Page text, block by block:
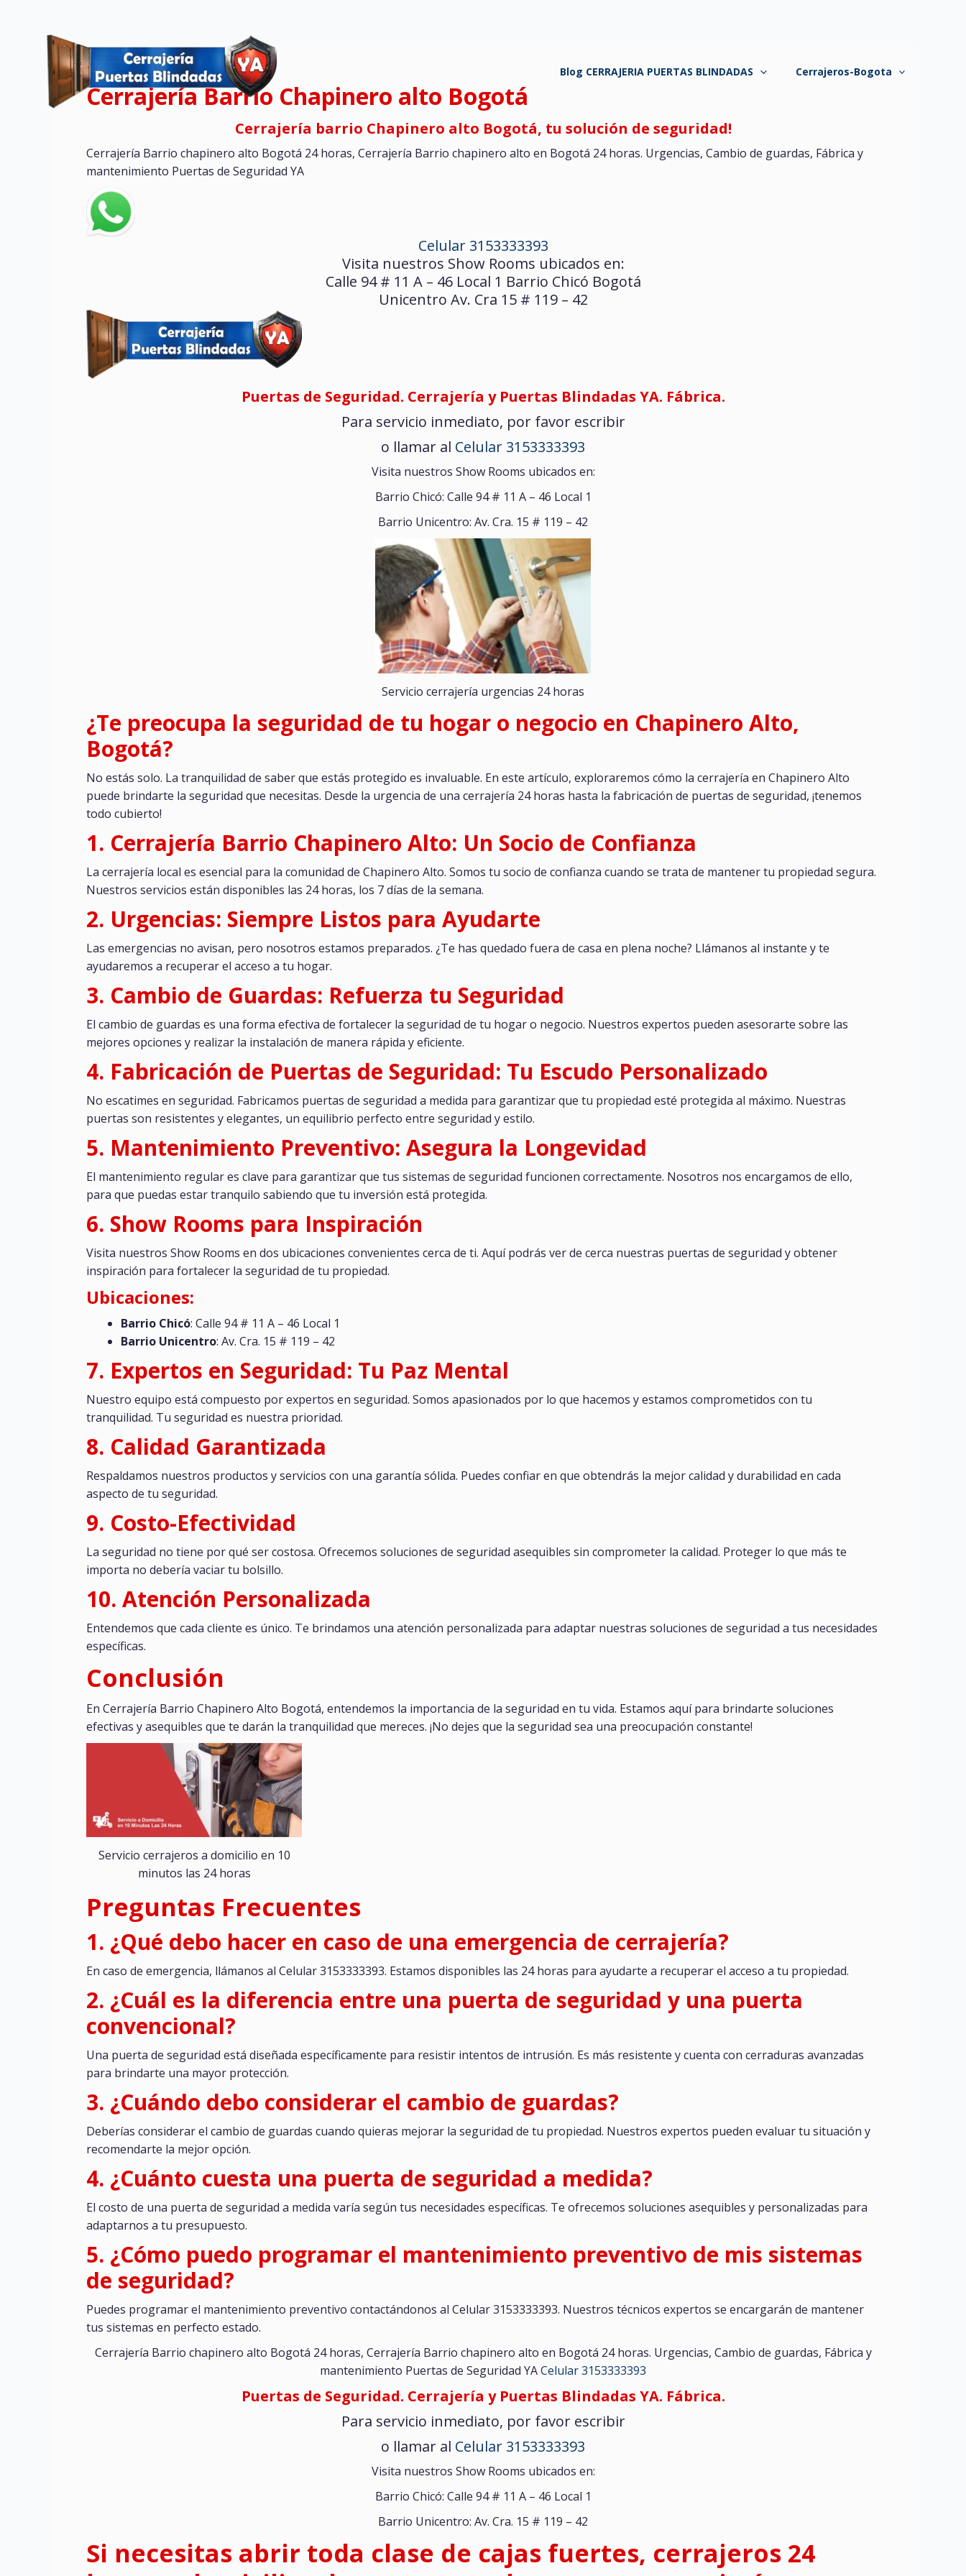
contenido
Blog CERRAJERIA PUERTAS BLINDADAS Cerrajeros-Bogota
Cerrajería Barrio Chapinero alto Bogotá
Cerrajería barrio Chapinero alto Bogotá, tu solución de seguridad!
Cerrajería Barrio chapinero alto Bogotá 24 horas, Cerrajería Barrio chapinero alto en Bogotá 24 horas. Urgencias, Cambio de guardas, Fábrica y
mantenimiento Puertas de Seguridad YA
Celular 3153333393
Visita nuestros Show Rooms ubicados en:
Calle 94 # 11 A – 46 Local 1 Barrio Chicó Bogotá
Unicentro Av. Cra 15 # 119 – 42
Puertas de Seguridad. Cerrajería y Puertas Blindadas YA. Fábrica.
Para servicio inmediato, por favor escribir
o llamar al Celular 3153333393
Visita nuestros Show Rooms ubicados en:
Barrio Chicó: Calle 94 # 11 A – 46 Local 1
Barrio Unicentro: Av. Cra. 15 # 119 – 42
Servicio cerrajería urgencias 24 horas
¿Te preocupa la seguridad de tu hogar o negocio en Chapinero Alto,
Bogotá?
No estás solo. La tranquilidad de saber que estás protegido es invaluable. En este artículo, exploraremos cómo la cerrajería en Chapinero Alto
puede brindarte la seguridad que necesitas. Desde la urgencia de una cerrajería 24 horas hasta la fabricación de puertas de seguridad, ¡tenemos
todo cubierto!
1. Cerrajería Barrio Chapinero Alto: Un Socio de Confianza
La cerrajería local es esencial para la comunidad de Chapinero Alto. Somos tu socio de confianza cuando se trata de mantener tu propiedad segura.
Nuestros servicios están disponibles las 24 horas, los 7 días de la semana.
2. Urgencias: Siempre Listos para Ayudarte
Las emergencias no avisan, pero nosotros estamos preparados. ¿Te has quedado fuera de casa en plena noche? Llámanos al instante y te
ayudaremos a recuperar el acceso a tu hogar.
3. Cambio de Guardas: Refuerza tu Seguridad
El cambio de guardas es una forma efectiva de fortalecer la seguridad de tu hogar o negocio. Nuestros expertos pueden asesorarte sobre las
mejores opciones y realizar la instalación de manera rápida y eficiente.
4. Fabricación de Puertas de Seguridad: Tu Escudo Personalizado
No escatimes en seguridad. Fabricamos puertas de seguridad a medida para garantizar que tu propiedad esté protegida al máximo. Nuestras
puertas son resistentes y elegantes, un equilibrio perfecto entre seguridad y estilo.
5. Mantenimiento Preventivo: Asegura la Longevidad
El mantenimiento regular es clave para garantizar que tus sistemas de seguridad funcionen correctamente. Nosotros nos encargamos de ello,
para que puedas estar tranquilo sabiendo que tu inversión está protegida.
6. Show Rooms para Inspiración
Visita nuestros Show Rooms en dos ubicaciones convenientes cerca de ti. Aquí podrás ver de cerca nuestras puertas de seguridad y obtener
inspiración para fortalecer la seguridad de tu propiedad.
Ubicaciones:
Barrio Chicó: Calle 94 # 11 A – 46 Local 1
Barrio Unicentro: Av. Cra. 15 # 119 – 42
7. Expertos en Seguridad: Tu Paz Mental
Nuestro equipo está compuesto por expertos en seguridad. Somos apasionados por lo que hacemos y estamos comprometidos con tu
tranquilidad. Tu seguridad es nuestra prioridad.
8. Calidad Garantizada
Respaldamos nuestros productos y servicios con una garantía sólida. Puedes confiar en que obtendrás la mejor calidad y durabilidad en cada
aspecto de tu seguridad.
9. Costo-Efectividad
La seguridad no tiene por qué ser costosa. Ofrecemos soluciones de seguridad asequibles sin comprometer la calidad. Proteger lo que más te
importa no debería vaciar tu bolsillo.
10. Atención Personalizada
Entendemos que cada cliente es único. Te brindamos una atención personalizada para adaptar nuestras soluciones de seguridad a tus necesidades
específicas.
Conclusión
En Cerrajería Barrio Chapinero Alto Bogotá, entendemos la importancia de la seguridad en tu vida. Estamos aquí para brindarte soluciones
efectivas y asequibles que te darán la tranquilidad que mereces. ¡No dejes que la seguridad sea una preocupación constante!
Servicio cerrajeros a domicilio en 10
minutos las 24 horas
Preguntas Frecuentes
1. ¿Qué debo hacer en caso de una emergencia de cerrajería?
En caso de emergencia, llámanos al Celular 3153333393. Estamos disponibles las 24 horas para ayudarte a recuperar el acceso a tu propiedad.
2. ¿Cuál es la diferencia entre una puerta de seguridad y una puerta
convencional?
Una puerta de seguridad está diseñada específicamente para resistir intentos de intrusión. Es más resistente y cuenta con cerraduras avanzadas
para brindarte una mayor protección.
3. ¿Cuándo debo considerar el cambio de guardas?
Deberías considerar el cambio de guardas cuando quieras mejorar la seguridad de tu propiedad. Nuestros expertos pueden evaluar tu situación y
recomendarte la mejor opción.
4. ¿Cuánto cuesta una puerta de seguridad a medida?
El costo de una puerta de seguridad a medida varía según tus necesidades específicas. Te ofrecemos soluciones asequibles y personalizadas para
adaptarnos a tu presupuesto.
5. ¿Cómo puedo programar el mantenimiento preventivo de mis sistemas
de seguridad?
Puedes programar el mantenimiento preventivo contactándonos al Celular 3153333393. Nuestros técnicos expertos se encargarán de mantener
tus sistemas en perfecto estado.
Cerrajería Barrio chapinero alto Bogotá 24 horas, Cerrajería Barrio chapinero alto en Bogotá 24 horas. Urgencias, Cambio de guardas, Fábrica y
mantenimiento Puertas de Seguridad YACelular 3153333393
Puertas de Seguridad. Cerrajería y Puertas Blindadas YA. Fábrica.
Para servicio inmediato, por favor escribir
o llamar al Celular 3153333393
Visita nuestros Show Rooms ubicados en:
Barrio Chicó: Calle 94 # 11 A – 46 Local 1
Barrio Unicentro: Av. Cra. 15 # 119 – 42
Si necesitas abrir toda clase de cajas fuertes, cerrajeros 24